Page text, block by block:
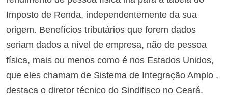
Imposto de Renda, independentemente da sua
origem. Benefícios tributários que forem dados
seriam dados a nível de empresa, não de pessoa
física, mais ou menos como é nos Estados Unidos,
que eles chamam de Sistema de Integração Amplo ,
destaca o diretor técnico do Sindifisco no Ceará.